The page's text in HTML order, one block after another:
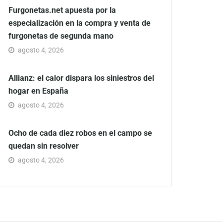
Furgonetas.net apuesta por la
especialización en la compra y venta de
furgonetas de segunda mano
agosto 4, 2026
Allianz: el calor dispara los siniestros del
hogar en España
agosto 4, 2026
Ocho de cada diez robos en el campo se
quedan sin resolver
agosto 4, 2026